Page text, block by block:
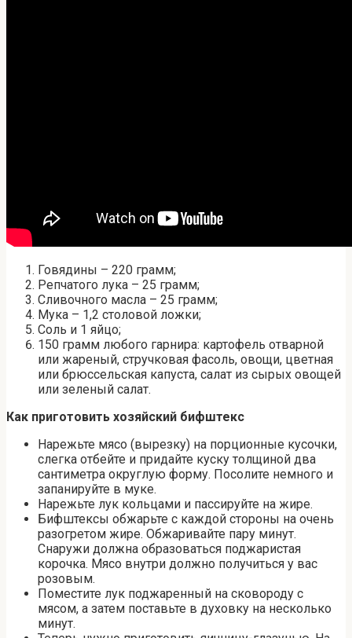
Говядины – 220 грамм;
Репчатого лука – 25 грамм;
Сливочного масла – 25 грамм;
Мука – 1,2 столовой ложки;
Соль и 1 яйцо;
150 грамм любого гарнира: картофель отварной
или жареный, стручковая фасоль, овощи, цветная
или брюссельская капуста, салат из сырых овощей
или зеленый салат.
Как приготовить хозяйский бифштекс
Нарежьте мясо (вырезку) на порционные кусочки,
слегка отбейте и придайте куску толщиной два
сантиметра округлую форму. Посолите немного и
запанируйте в муке.
Нарежьте лук кольцами и пассируйте на жире.
Бифштексы обжарьте с каждой стороны на очень
разогретом жире. Обжаривайте пару минут.
Снаружи должна образоваться поджаристая
корочка. Мясо внутри должно получиться у вас
розовым.
Поместите лук поджаренный на сковороду с
мясом, а затем поставьте в духовку на несколько
минут.